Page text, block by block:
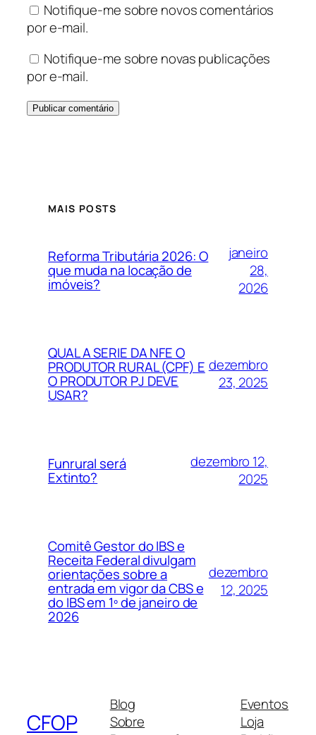
Notifique-me sobre novos comentários
por e-mail.
Notifique-me sobre novas publicações
por e-mail.
MAIS POSTS
Reforma Tributária 2026: O
que muda na locação de
imóveis?
janeiro
28,
2026
QUAL A SERIE DA NFE O
PRODUTOR RURAL (CPF) E
O PRODUTOR PJ DEVE
USAR?
dezembro
23, 2025
Funrural será
Extinto?
dezembro 12,
2025
Comitê Gestor do IBS e
Receita Federal divulgam
orientações sobre a
entrada em vigor da CBS e
do IBS em 1º de janeiro de
2026
dezembro
12, 2025
CFOP
Blog
Sobre
Eventos
Loja